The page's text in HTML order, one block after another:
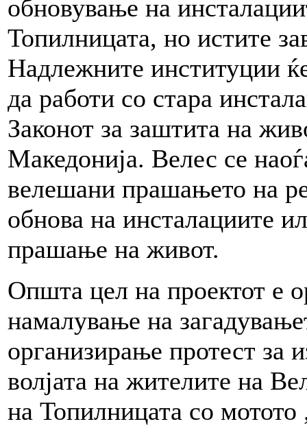
обновување на
Топилницата, но истите
Надлежните институции
да работи со стара
Законот за заштита на
Македонија. Велес се
велешани прашањето на
обнова на инсталациите
прашање на живот.
Општа цел на проектот е
намалување на
организирање протест за
волјата на жителите на
на Топилницата со